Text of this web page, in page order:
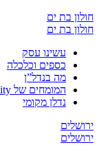
בת ים
בת ים
עשינו עסק
כספים וכלכלה
מה בנדל”ן
המומחים של mcity
נדלן מקומי